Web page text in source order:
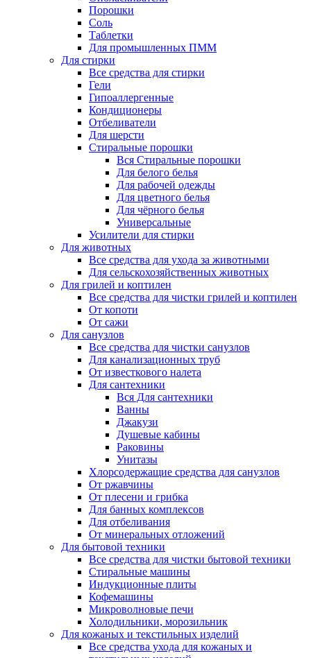
Порошки
Соль
Таблетки
Для промышленных ПММ
Для стирки
Все средства для стирки
Гели
Гипоаллергенные
Кондиционеры
Отбеливатели
Для шерсти
Стиральные порошки
Вся Стиральные порошки
Для белого белья
Для рабочей одежды
Для цветного белья
Для чёрного белья
Универсальные
Усилители для стирки
Для животных
Все средства для ухода за животными
Для сельскохозяйственных животных
Для грилей и коптилен
Все средства для чистки грилей и коптилен
От копоти
От сажи
Для санузлов
Все средства для чистки санузлов
Для канализационных труб
От известкового налета
Для сантехники
Вся Для сантехники
Ванны
Джакузи
Душевые кабины
Раковины
Унитазы
Хлорсодержащие средства для санузлов
От ржавчины
От плесени и грибка
Для банных комплексов
Для отбеливания
От минеральных отложений
Для бытовой техники
Все средства для чистки бытовой техники
Стиральные машины
Индукционные плиты
Кофемашины
Микроволновые печи
Холодильники, морозильник
Для кожаных и текстильных изделий
Все средства ухода для кожаных и